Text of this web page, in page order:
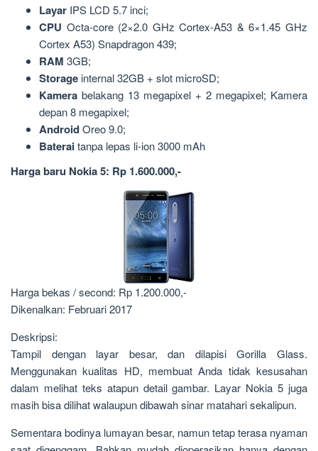
Layar IPS LCD 5.7 inci;
CPU Octa-core (2×2.0 GHz Cortex-A53 & 6×1.45 GHz
Cortex A53) Snapdragon 439;
RAM 3GB;
Storage internal 32GB + slot microSD;
Kamera belakang 13 megapixel + 2 megapixel; Kamera
depan 8 megapixel;
AndroidOreo 9.0;
Bateraitanpa lepas li-ion 3000 mAh
Harga baru Nokia 5: Rp 1.600.000,-
Harga bekas / second: Rp 1.200.000,-
Dikenalkan: Februari 2017
Deskripsi:
Tampil dengan layar besar, dan dilapisi Gorilla Glass.
Menggunakan kualitas HD, membuat Anda tidak kesusahan
dalam melihat teks atapun detail gambar. Layar Nokia 5 juga
masih bisa dilihat walaupun dibawah sinar matahari sekalipun.
Sementara bodinya lumayan besar, namun tetap terasa nyaman